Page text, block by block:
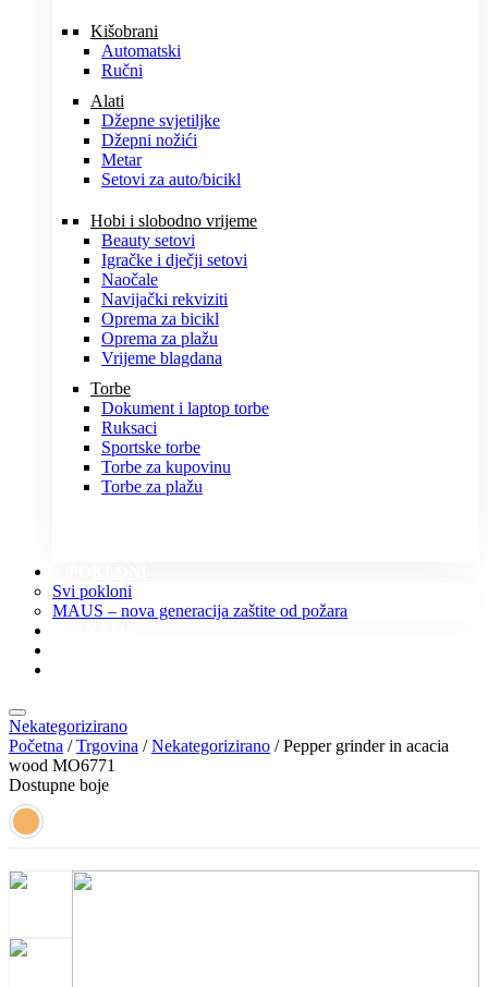
Kišobrani
Automatski
Ručni
Alati
Džepne svjetiljke
Džepni nožići
Metar
Setovi za auto/bicikl
Hobi i slobodno vrijeme
Beauty setovi
Igračke i dječji setovi
Naočale
Navijački rekviziti
Oprema za bicikl
Oprema za plažu
Vrijeme blagdana
Torbe
Dokument i laptop torbe
Ruksaci
Sportske torbe
Torbe za kupovinu
Torbe za plažu
Svi pokloni
MAUS – nova generacija zaštite od požara
Nekategorizirano
Početna /Trgovina /Nekategorizirano / Pepper grinder in acacia
wood MO6771
Dostupne boje